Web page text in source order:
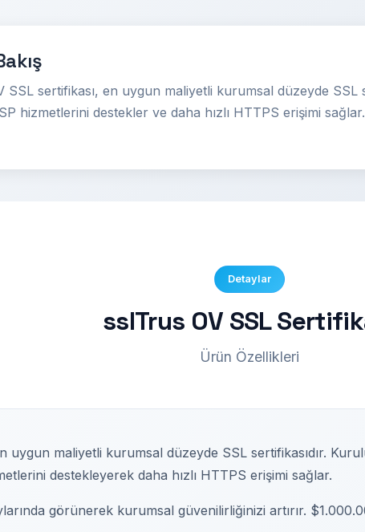
SSL sertifikası, en uygun maliyetli kurumsal düzeyde SSL
hizmetlerini destekler ve daha hızlı HTTPS erişimi
Detaylar
sslTrus OV SSL
Ürün Özellikleri
uygun maliyetli kurumsal düzeyde SSL sertifikasıdır.
destekleyerek daha hızlı HTTPS erişimi sağlar.
görünerek kurumsal güvenilirliğinizi artırır.